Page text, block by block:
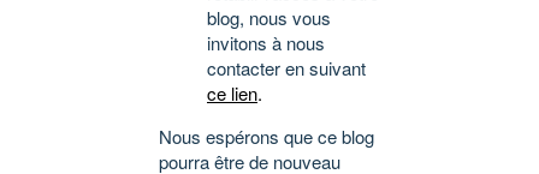
blog, nous vous
invitons à nous
contacter en suivant
ce lien.
Nous espérons que ce blog
pourra être de nouveau